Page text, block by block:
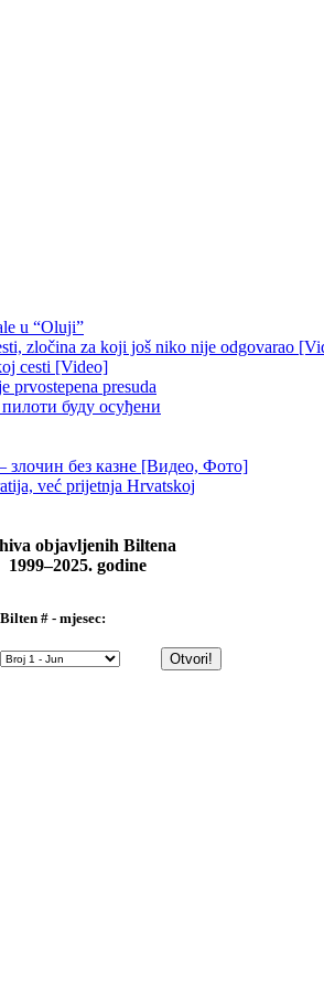
u “Oluji”
zločina za koji još niko nije odgovarao
cesti [Video]
prvostepena presuda
буду осуђени
злочин без казне [Видео, Фото]
već prijetnja Hrvatskoj
objavljenih Biltena
1999–2025. godine
Bilten # - mjesec: